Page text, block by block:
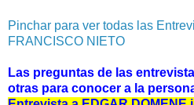
Pinchar para ver todas las
FRANCISCO NIETO
Las preguntas de las
otras para conocer a la